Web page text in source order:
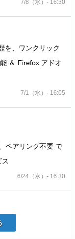
7/8（水）- 16:30
を、ワンクリック
＆ Firefox アドオ
7/1（水）- 16:05
ペアリング不要 で
6/24（水）- 16:30